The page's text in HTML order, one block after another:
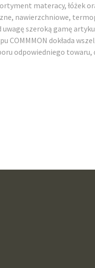
materacy, łóżek
nawierzchniowe,
szeroką gamę
COMMMON dokłada
odpowiedniego